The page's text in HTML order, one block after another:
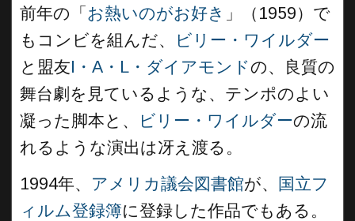
前年の「 お熱いのがお好き 」（1959）で
もコンビを組んだ、
ビリー・ワイルダー
と盟友I・A・L・ダイアモンドの、良質の
舞台劇を見ているような、テンポのよい
凝った脚本と、
ビリー・ワイルダーの流
れるような演出は冴え渡る。
1994年、 アメリカ議会図書館が、
国立フ
ィルム登録簿に登録した作品でもある。